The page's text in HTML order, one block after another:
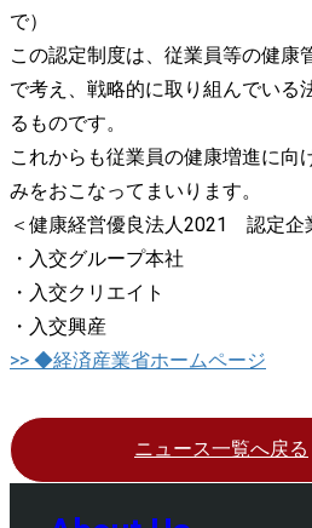
で）
この認定制度は、従業員等の健康
で考え、戦略的に取り組んでいる
るものです。
これからも従業員の健康増進に向
みをおこなってまいります。
＜健康経営優良法人2021 認定企
・入交グループ本社
・入交クリエイト
・入交興産
>> ◆経済産業省ホームページ
ニュース一覧へ戻る